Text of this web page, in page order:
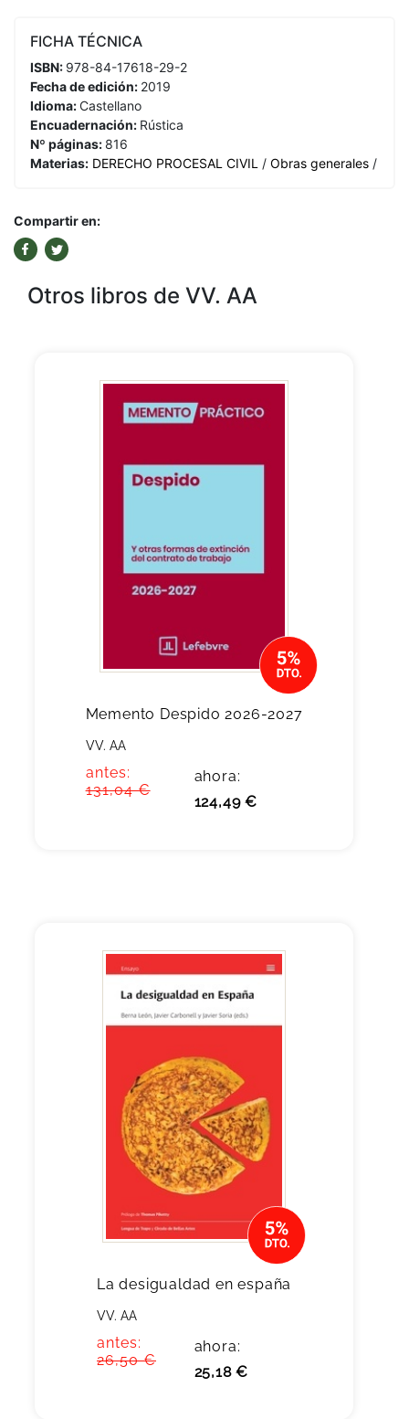
FICHA TÉCNICA
ISBN: 978-84-17618-29-2
Fecha de edición: 2019
Idioma:Castellano
Encuadernación: Rústica
Nº páginas: 816
Materias: DERECHO PROCESAL CIVIL / Obras generales /
Compartir en:
Otros libros de VV. AA
Memento Despido 2026-2027
VV. AA
antes:
131,04 €
ahora:
124,49 €
La desigualdad en españa
VV. AA
antes:
26,50 €
ahora:
25,18 €